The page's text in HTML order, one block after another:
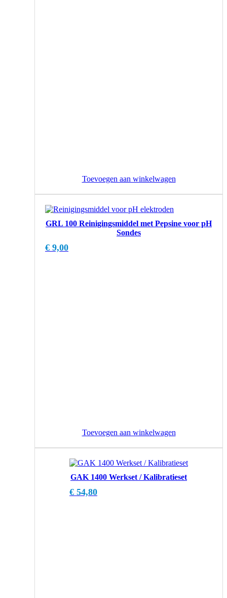
Toevoegen aan winkelwagen
GRL 100 Reinigingsmiddel met Pepsine voor pH
Sondes
€ 9,00
Toevoegen aan winkelwagen
GAK 1400 Werkset / Kalibratieset
€ 54,80